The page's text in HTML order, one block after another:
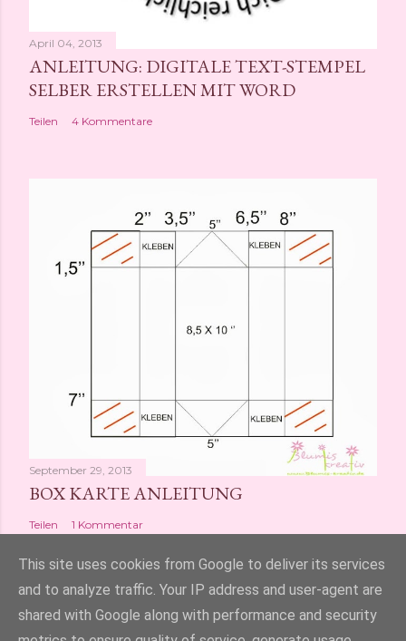
April 04, 2013
ANLEITUNG: DIGITALE TEXT-STEMPEL
SELBER ERSTELLEN MIT WORD
Teilen 4 Kommentare
September 29, 2013
BOX KARTE ANLEITUNG
Teilen 1 Kommentar
Powered by Blogger
This site uses cookies from Google to deliver its services
and to analyze traffic. Your IP address and user-agent are
shared with Google along with performance and security